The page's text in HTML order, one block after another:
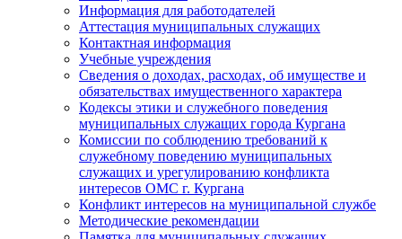
Информация для работодателей
Аттестация муниципальных служащих
Контактная информация
Учебные учреждения
Сведения о доходах, расходах, об имуществе и
обязательствах имущественного характера
Кодексы этики и служебного поведения
муниципальных служащих города Кургана
Комиссии по соблюдению требований к
служебному поведению муниципальных
служащих и урегулированию конфликта
интересов ОМС г. Кургана
Конфликт интересов на муниципальной службе
Методические рекомендации